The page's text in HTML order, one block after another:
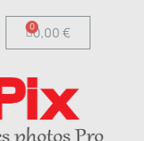
0,00 €